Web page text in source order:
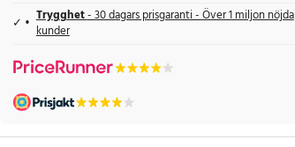
Trygghet- 30 dagars prisgaranti - Över 1 miljon nöjda
kunder